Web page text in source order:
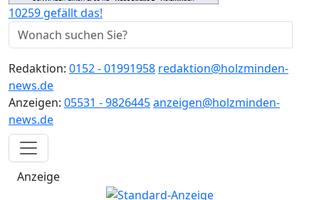
10259 gefällt das!
Redaktion: 0152 - 01991958 redaktion@holzminden-
news.de
Anzeigen: 05531 - 9826445anzeigen@holzminden-
news.de
Anzeige